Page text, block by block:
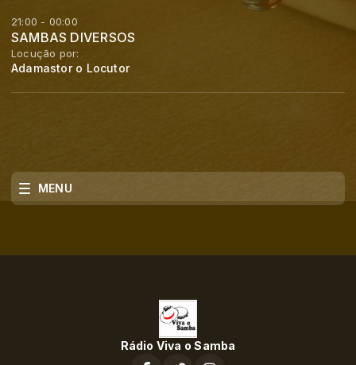
21:00 - 00:00
SAMBAS DIVERSOS
Locução por:
Adamastor o Locutor
MENU
Rádio Viva o Samba